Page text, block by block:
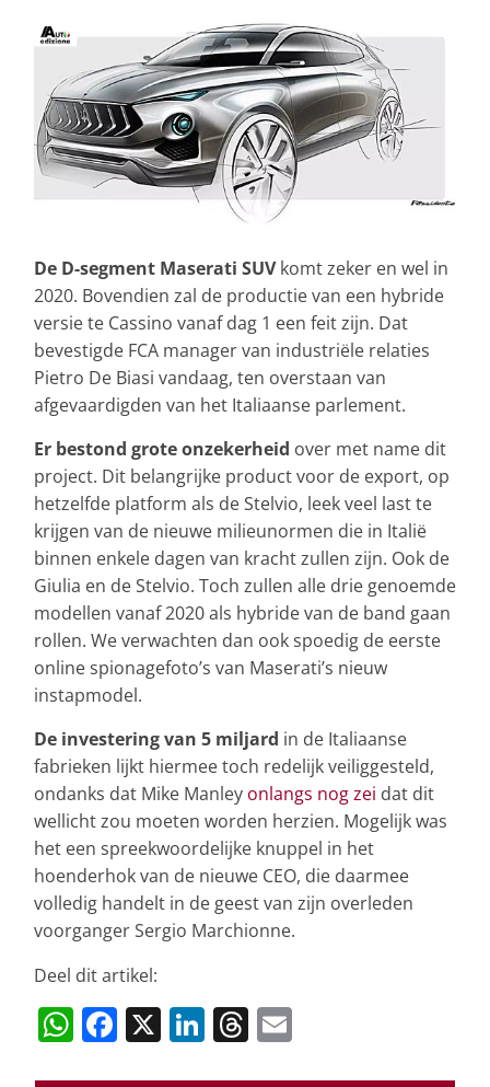
De D-segment Maserati SUVkomt zeker en wel in
2020. Bovendien zal de productie van een hybride
versie te Cassino vanaf dag 1 een feit zijn. Dat
bevestigde FCA manager van industriële relaties
Pietro De Biasi vandaag, ten overstaan van
afgevaardigden van het Italiaanse parlement.
Er bestond grote onzekerheid over met name dit
project. Dit belangrijke product voor de export, op
hetzelfde platform als de Stelvio, leek veel last te
krijgen van de nieuwe milieunormen die in Italië
binnen enkele dagen van kracht zullen zijn. Ook de
Giulia en de Stelvio. Toch zullen alle drie genoemde
modellen vanaf 2020 als hybride van de band gaan
rollen. We verwachten dan ook spoedig de eerste
online spionagefoto’s van Maserati’s nieuw
instapmodel.
De investering van 5 miljard in de Italiaanse
fabrieken lijkt hiermee toch redelijk veiliggesteld,
ondanks dat Mike Manley onlangs nog zei dat dit
wellicht zou moeten worden herzien. Mogelijk was
het een spreekwoordelijke knuppel in het
hoenderhok van de nieuwe CEO, die daarmee
volledig handelt in de geest van zijn overleden
voorganger Sergio Marchionne.
Deel dit artikel:
W
h
F
a
X Li
n
T
h